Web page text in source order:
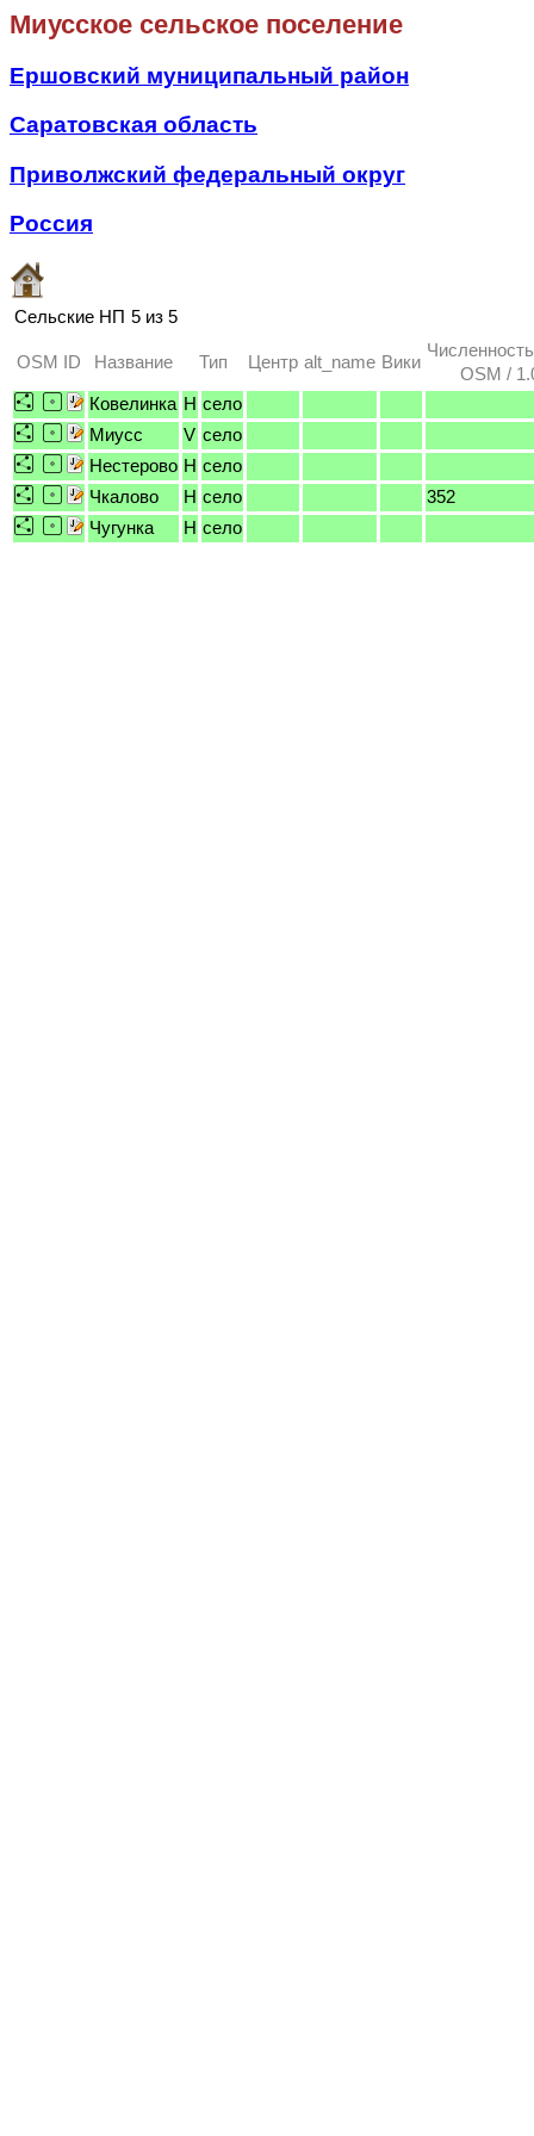
Миусское сельское поселение
Ершовский муниципальный район
Саратовская область
Приволжский федеральный округ
Россия
Сельские НП 5 из 5
OSM ID Название Тип Центр alt_name Вики
OSM /
Ковелинка H село
Миусс
V село
Нестерово H село
Чкалово
H село
352
Чугунка
H село